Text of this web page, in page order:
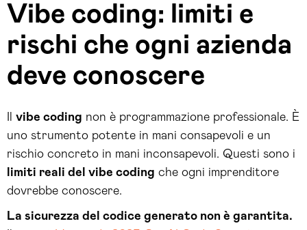
Vibe coding: limiti e
rischi che ogni azienda
deve conoscere
vibe coding non è programmazione professionale. È
uno strumento potente in mani consapevoli e un
rischio concreto in mani inconsapevoli. Questi sono i
limiti reali del vibe coding che ogni imprenditore
dovrebbe conoscere.
La sicurezza del codice generato non è garantita.